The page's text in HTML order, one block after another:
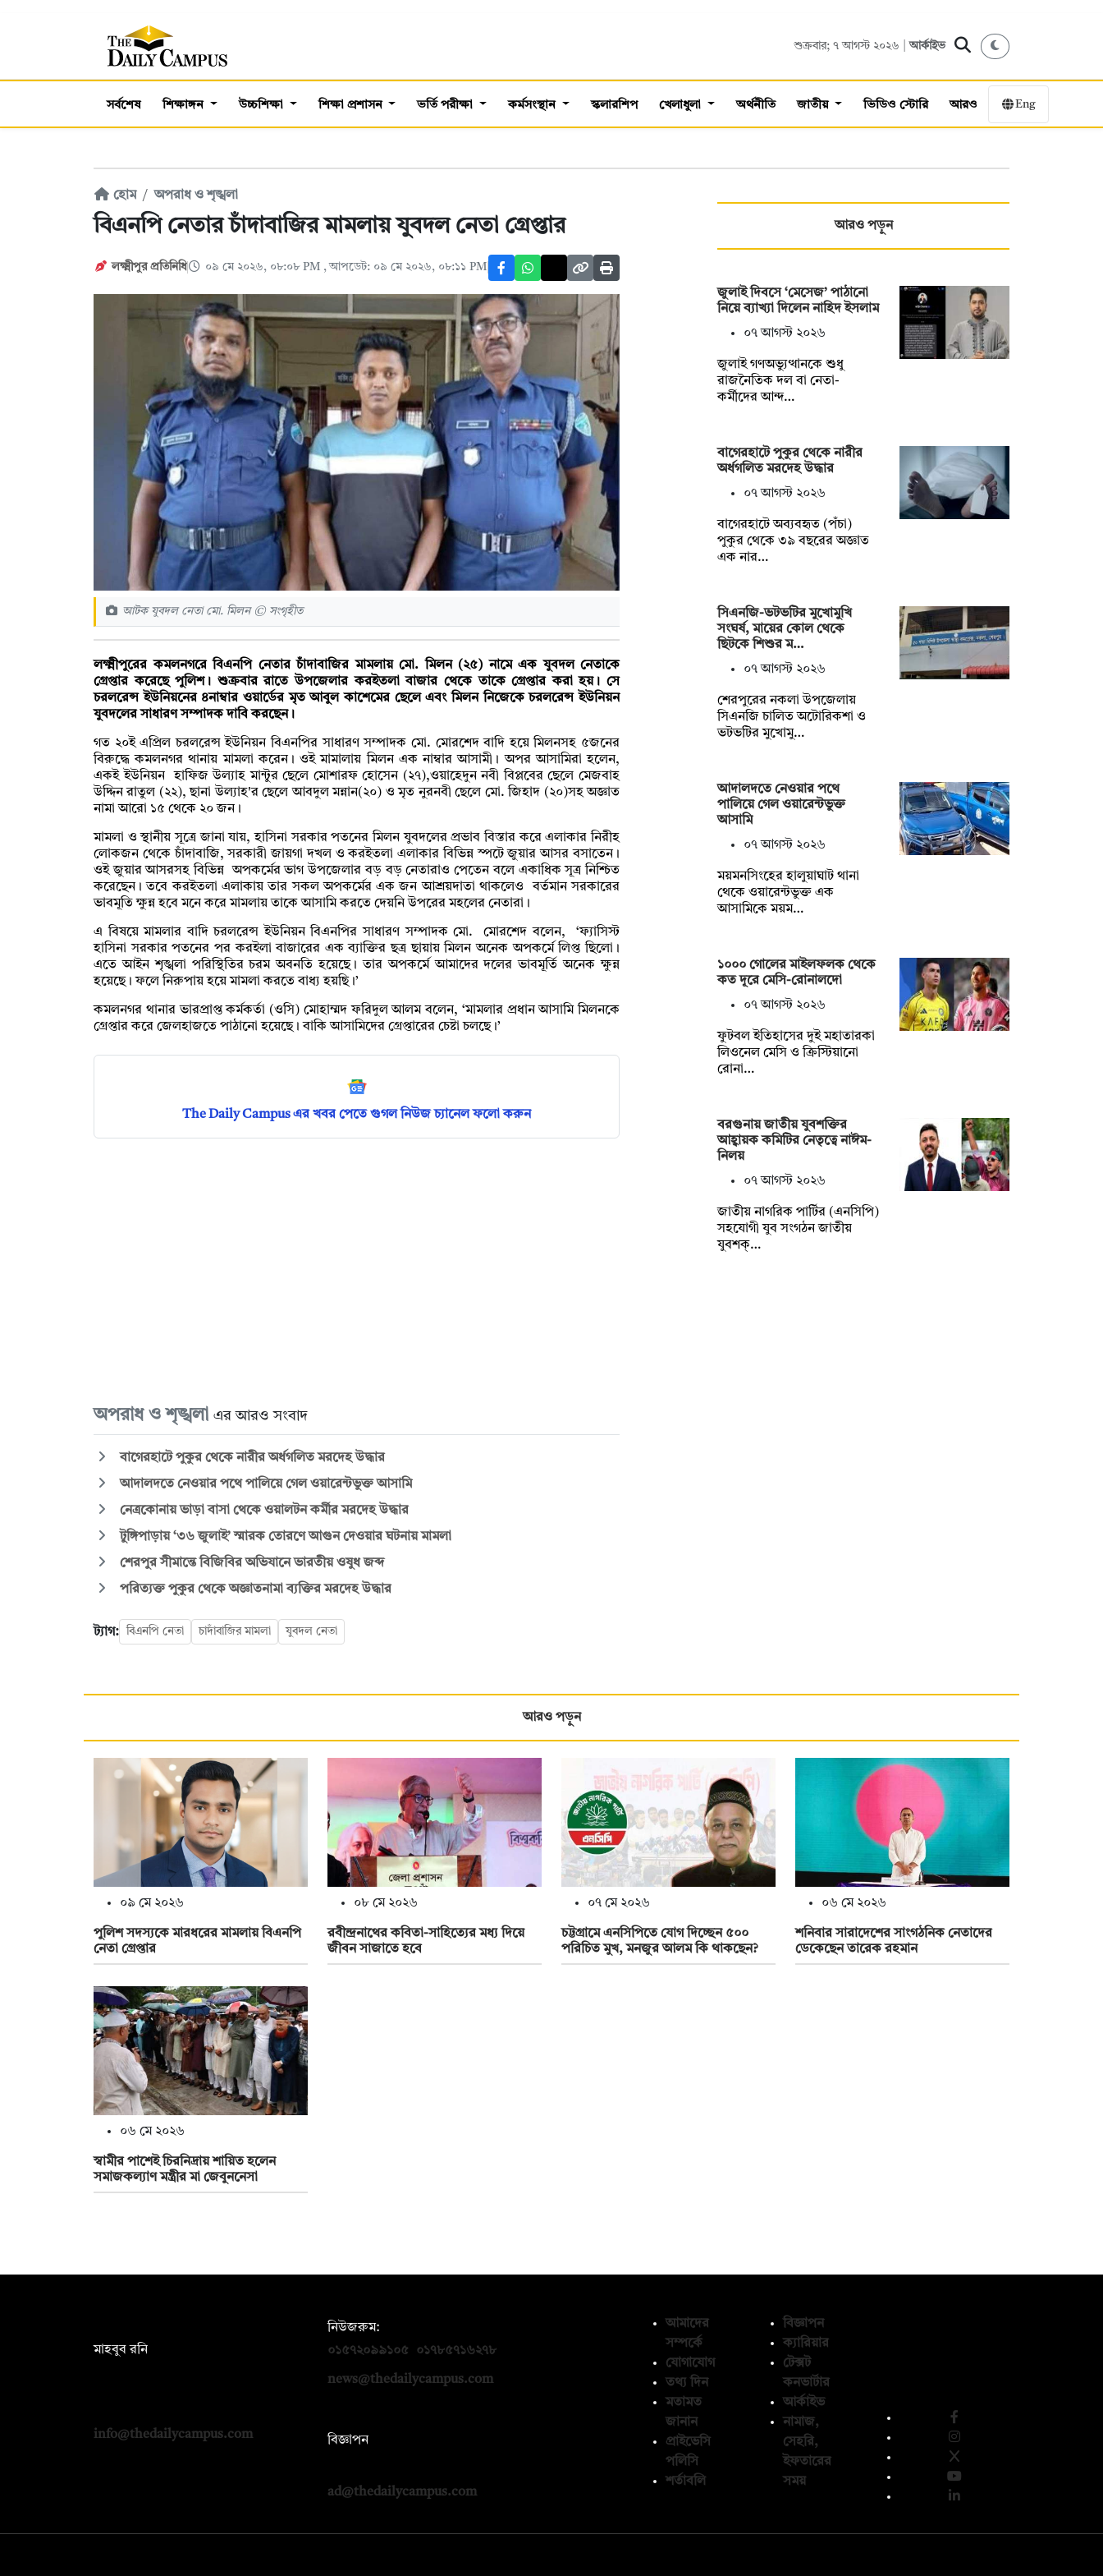
শুক্রবার; ৭ আগস্ট ২০২৬ |আর্কাইভ
সর্বশেষ শিক্ষাঙ্গন উচ্চশিক্ষা শিক্ষা প্রশাসন ভর্তি পরীক্ষা কর্মসংস্থান স্কলারশিপ খেলাধুলা অর্থনীতি জাতীয় ভিডিও স্টোরি আরও Eng
হোম অপরাধ ও শৃঙ্খলা
বিএনপি নেতার চাঁদাবাজির মামলায় যুবদল নেতা গ্রেপ্তার
লক্ষ্মীপুর প্রতিনিধি ০৯ মে ২০২৬, ০৮:০৮ PM , আপডেট: ০৯ মে ২০২৬, ০৮:১১ PM
আটক যুবদল নেতা মো. মিলন © সংগৃহীত
লক্ষ্মীপুরের কমলনগরে বিএনপি নেতার চাঁদাবাজির মামলায় মো. মিলন (২৫) নামে এক যুবদল নেতাকে
গ্রেপ্তার করেছে পুলিশ। শুক্রবার রাতে উপজেলার করইতলা বাজার থেকে তাকে গ্রেপ্তার করা হয়। সে
চরলরেন্স ইউনিয়নের ৪নাম্বার ওয়ার্ডের মৃত আবুল কাশেমের ছেলে এবং মিলন নিজেকে চরলরেন্স ইউনিয়ন
যুবদলের সাধারণ সম্পাদক দাবি করছেন।
গত ২০ই এপ্রিল চরলরেন্স ইউনিয়ন বিএনপির সাধারণ সম্পাদক মো. মোরশেদ বাদি হয়ে মিলনসহ ৫জনের
বিরুদ্ধে কমলনগর থানায় মামলা করেন। ওই মামালায় মিলন এক নাম্বার আসামী। অপর আসামিরা হলেন,
একই ইউনিয়ন হাফিজ উল্যাহ মান্টুর ছেলে মোশারফ হোসেন (২৭),ওয়াহেদুন নবী বিপ্লবের ছেলে মেজবাহ
উদ্দিন রাতুল (২২), ছানা উল্যাহ'র ছেলে আবদুল মন্নান(২০) ও মৃত নুরনবী ছেলে মো. জিহাদ (২০)সহ অজ্ঞাত
নামা আরো ১৫ থেকে ২০ জন।
‎মামলা ও স্থানীয় সূত্রে জানা যায়, হাসিনা সরকার পতনের মিলন যুবদলের প্রভাব বিস্তার করে এলাকার নিরীহ
লোকজন থেকে চাঁদাবাজি, সরকারী জায়গা দখল ও করইতলা এলাকার বিভিন্ন স্পটে জুয়ার আসর বসাতেন।
ওই জুয়ার আসরসহ বিভিন্ন অপকর্মের ভাগ উপজেলার বড় বড় নেতারাও পেতেন বলে একাধিক সূত্র নিশ্চিত
করেছেন। তবে করইতলা এলাকায় তার সকল অপকর্মের এক জন আশ্রয়দাতা থাকলেও বর্তমান সরকারের
ভাবমূতি ক্ষুন্ন হবে মনে করে মামলায় তাকে আসামি করতে দেয়নি উপরের মহলের নেতারা।
‎এ বিষয়ে মামলার বাদি চরলরেন্স ইউনিয়ন বিএনপির সাধারণ সম্পাদক মো. মোরশেদ বলেন, ‘ফ্যাসিস্ট
হাসিনা সরকার পতনের পর করইলা বাজারের এক ব্যাক্তির ছত্র ছায়ায় মিলন অনেক অপকর্মে লিপ্ত ছিলো।
এতে আইন শৃঙ্খলা পরিস্থিতির চরম অবনতি হয়েছে। তার অপকর্মে আমাদের দলের ভাবমূর্তি অনেক ক্ষুন্ন
হয়েছে। ফলে নিরুপায় হয়ে মামলা করতে বাধ্য হয়ছি।’
‎কমলনগর থানার ভারপ্রাপ্ত কর্মকর্তা (ওসি) মোহাম্মদ ফরিদুল আলম বলেন, ‘মামলার প্রধান আসামি মিলনকে
গ্রেপ্তার করে জেলহাজতে পাঠানো হয়েছে। বাকি আসামিদের গ্রেপ্তারের চেষ্টা চলছে।’
The Daily Campus এর খবর পেতে গুগল নিউজ চ্যানেল ফলো করুন
অপরাধ ও শৃঙ্খলা এর আরও সংবাদ
বাগেরহাটে পুকুর থেকে নারীর অর্ধগলিত মরদেহ উদ্ধার
আদালদতে নেওয়ার পথে পালিয়ে গেল ওয়ারেন্টভুক্ত আসামি
নেত্রকোনায় ভাড়া বাসা থেকে ওয়ালটন কর্মীর মরদেহ উদ্ধার
টুঙ্গিপাড়ায় ‘৩৬ জুলাই’ স্মারক তোরণে আগুন দেওয়ার ঘটনায় মামলা
শেরপুর সীমান্তে বিজিবির অভিযানে ভারতীয় ওষুধ জব্দ
পরিত্যক্ত পুকুর থেকে অজ্ঞাতনামা ব্যক্তির মরদেহ উদ্ধার
ট্যাগ: বিএনপি নেতা চাদাঁবাজির মামলা যুবদল নেতা
আরও পড়ুন
জুলাই দিবসে ‘মেসেজ’ পাঠানো
নিয়ে ব্যাখ্যা দিলেন নাহিদ ইসলাম
০৭ আগস্ট ২০২৬
জুলাই গণঅভ্যুত্থানকে শুধু
রাজনৈতিক দল বা নেতা-
কর্মীদের আন্দ…
বাগেরহাটে পুকুর থেকে নারীর
অর্ধগলিত মরদেহ উদ্ধার
০৭ আগস্ট ২০২৬
বাগেরহাটে অব্যবহৃত (পঁচা)
পুকুর থেকে ৩৯ বছরের অজ্ঞাত
এক নার…
সিএনজি-ভটভটির মুখোমুখি
সংঘর্ষ, মায়ের কোল থেকে
ছিটকে শিশুর ম…
০৭ আগস্ট ২০২৬
শেরপুরের নকলা উপজেলায়
সিএনজি চালিত অটোরিকশা ও
ভটভটির মুখোমু…
আদালদতে নেওয়ার পথে
পালিয়ে গেল ওয়ারেন্টভুক্ত
আসামি
০৭ আগস্ট ২০২৬
ময়মনসিংহের হালুয়াঘাট থানা
থেকে ওয়ারেন্টভুক্ত এক
আসামিকে ময়ম…
১০০০ গোলের মাইলফলক থেকে
কত দূরে মেসি-রোনালদো
০৭ আগস্ট ২০২৬
ফুটবল ইতিহাসের দুই মহাতারকা
লিওনেল মেসি ও ক্রিস্টিয়ানো
রোনা…
বরগুনায় জাতীয় যুবশক্তির
আহ্বায়ক কমিটির নেতৃত্বে নাঈম-
নিলয়
০৭ আগস্ট ২০২৬
জাতীয় নাগরিক পার্টির (এনসিপি)
সহযোগী যুব সংগঠন জাতীয়
যুবশক্…
আরও পড়ুন
০৯ মে ২০২৬
পুলিশ সদস্যকে মারধরের মামলায় বিএনপি
নেতা গ্রেপ্তার
০৮ মে ২০২৬
রবীন্দ্রনাথের কবিতা-সাহিত্যের মধ্য দিয়ে
জীবন সাজাতে হবে
০৭ মে ২০২৬
চট্টগ্রামে এনসিপিতে যোগ দিচ্ছেন ৫০০
পরিচিত মুখ, মনজুর আলম কি থাকছেন?
০৬ মে ২০২৬
শনিবার সারাদেশের সাংগঠনিক নেতাদের
ডেকেছেন তারেক রহমান
০৬ মে ২০২৬
স্বামীর পাশেই চিরনিদ্রায় শায়িত হলেন
সমাজকল্যাণ মন্ত্রীর মা জেবুননেসা
মাহবুব রনি
info@thedailycampus.com
নিউজরুম:
০১৫৭২০৯৯১০৫
০১৭৮৫৭১৬২৭৮
news@thedailycampus.com
বিজ্ঞাপন
ad@thedailycampus.com
আমাদের
সম্পর্কে
যোগাযোগ
তথ্য দিন
মতামত
জানান
প্রাইভেসি
পলিসি
শর্তাবলি
বিজ্ঞাপন
ক্যারিয়ার
টেক্সট
কনভার্টার
আর্কাইভ
নামাজ,
সেহরি,
ইফতারের
সময়